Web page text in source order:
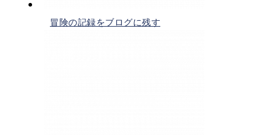
冒険の記録をブログに残す